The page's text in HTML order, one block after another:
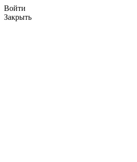
Войти
Закрыть